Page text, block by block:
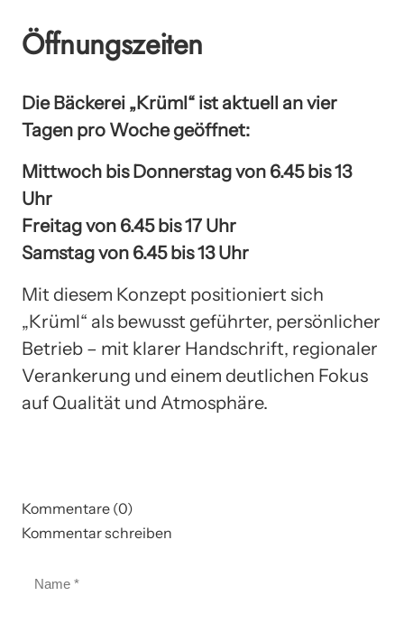
Öffnungszeiten
Die Bäckerei „Krüml“ ist aktuell an vier
Tagen pro Woche geöffnet:
Mittwoch bis Donnerstag von 6.45 bis 13
Uhr
Freitag von 6.45 bis 17 Uhr
Samstag von 6.45 bis 13 Uhr
Mit diesem Konzept positioniert sich
„Krüml“ als bewusst geführter, persönlicher
Betrieb – mit klarer Handschrift, regionaler
Verankerung und einem deutlichen Fokus
auf Qualität und Atmosphäre.
Kommentare (0)
Kommentar schreiben